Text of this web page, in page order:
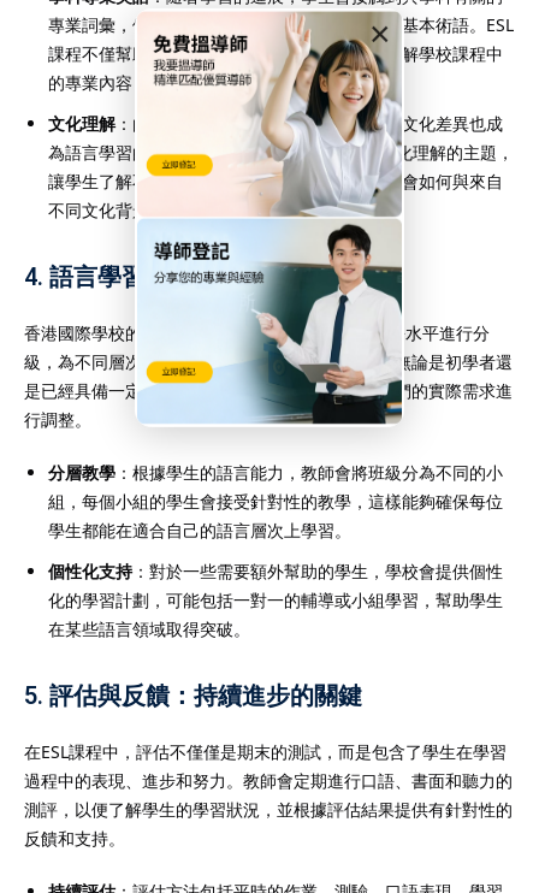
×
專業詞彙，例如數學、科學、社會科學等領域的基本術語。ESL
課程不僅幫助學生提高英語能力，還能讓他們理解學校課程中
的專業內容，從而更好地跟上課堂進度。
文化理解：由於國際學校的學生來自不同國家，文化差異也成
為語言學習的一部分。ESL課程通常會涉及到文化理解的主題，
讓學生了解不同文化之間的差異和相似性，並學會如何與來自
不同文化背景的人進行溝通和合作。
4. 語言學習的分級與個性化教學
香港國際學校的小學ESL課程通常會根據學生的英語水平進行分
級，為不同層次的學生提供量身定制的教學方案。無論是初學者還
是已經具備一定基礎的學生，課程內容都會根據他們的實際需求進
行調整。
分層教學 ：根據學生的語言能力，教師會將班級分為不同的小
組，每個小組的學生會接受針對性的教學，這樣能夠確保每位
學生都能在適合自己的語言層次上學習。
個性化支持：對於一些需要額外幫助的學生，學校會提供個性
化的學習計劃，可能包括一對一的輔導或小組學習，幫助學生
在某些語言領域取得突破。
5. 評估與反饋：持續進步的關鍵
在ESL課程中，評估不僅僅是期末的測試，而是包含了學生在學習
過程中的表現、進步和努力。教師會定期進行口語、書面和聽力的
測評，以便了解學生的學習狀況，並根據評估結果提供有針對性的
反饋和支持。